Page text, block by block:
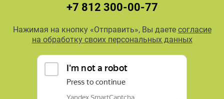
+7 812 300-00-77
Нажимая на кнопку «Отправить», Вы даете согласие
на обработку своих персональных данных